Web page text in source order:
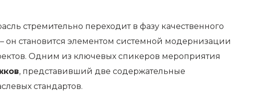
стремительно переходит в фазу качественного
он становится элементом системной модернизации
Одним из ключевых спикеров мероприятия
, представивший две содержательные
стандартов.